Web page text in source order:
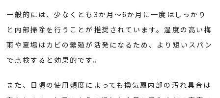
一般的には、少なくとも3か月〜6か月に一度はしっかり
と内部掃除を行うことが推奨されています。湿度の高い梅
雨や夏場はカビの繁殖が活発になるため、より短いスパン
で点検すると効果的です。
また、日頃の使用頻度によっても換気扇内部の汚れ具合は